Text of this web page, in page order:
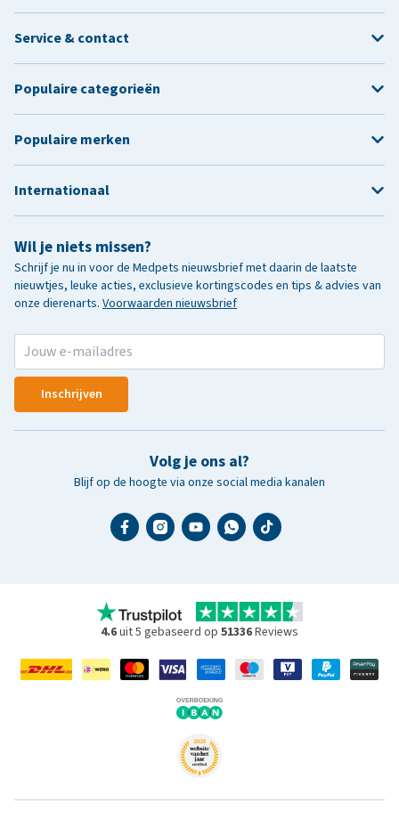
Wil je niets missen?
Schrijf je nu in voor de Medpets nieuwsbrief met daarin de laatste
nieuwtjes, leuke acties, exclusieve kortingscodes en tips & advies van
onze dierenarts. Voorwaarden nieuwsbrief
Inschrijven
Volg je ons al?
Blijf op de hoogte via onze social media kanalen
Service & contact
Populaire categorieën
Populaire merken
Internationaal
4.6uit 5 gebaseerd op 51336Reviews